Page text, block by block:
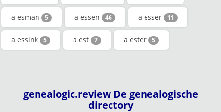
a esman 5 a essen 46 a esser 11
a essink 5 a est 7 a ester 5
genealogic.review De genealogische
directory